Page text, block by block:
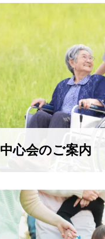
中心会のご案内